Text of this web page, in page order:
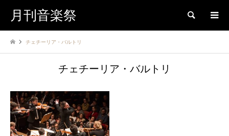
月刊音楽祭 検索
チェチーリア・バルトリ
チェチーリア・バルトリ